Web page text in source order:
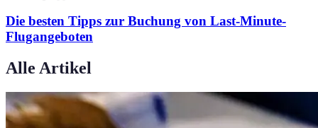
Die besten Tipps zur Buchung von Last-Minute-
Flugangeboten
Alle Artikel